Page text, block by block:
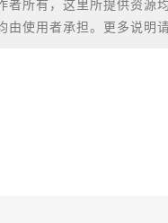
者所有，这里所提供资源
由使用者承担。更多说明